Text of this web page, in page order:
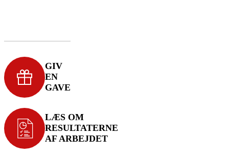
GIV
EN
GAVE
LÆS OM
RESULTATERNE
AF ARBEJDET